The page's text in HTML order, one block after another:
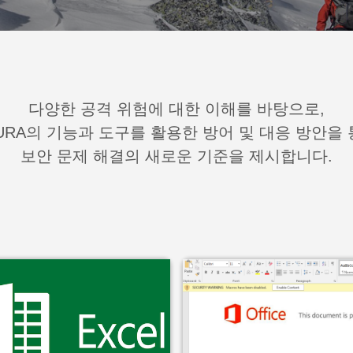
다양한 공격 위험에 대한 이해를 바탕으로,
의 기능과 도구를 활용한 방어 및 대응 방안을
보안 문제 해결의 새로운 기준을 제시합니다.